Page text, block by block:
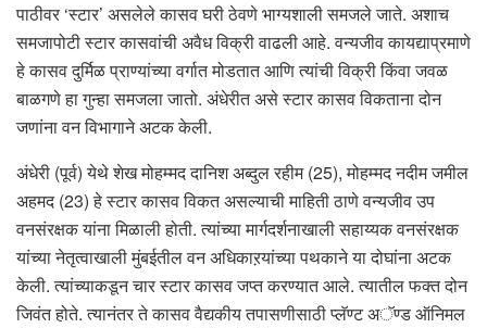
पाठीवर ‘स्टार’ असलेले कासव घरी ठेवणे भाग्यशाली समजले जाते. अशाच
समजापोटी स्टार कासवांची अवैध विक्री वाढली आहे. वन्यजीव कायद्याप्रमाणे
हे कासव दुर्मिळ प्राण्यांच्या वर्गात मोडतात आणि त्यांची विक्री किंवा जवळ
बाळगणे हा गुन्हा समजला जातो. अंधेरीत असे स्टार कासव विकताना दोन
जणांना वन विभागाने अटक केली.
अंधेरी (पूर्व) येथे शेख मोहम्मद दानिश अब्दुल रहीम (25), मोहम्मद नदीम जमील
अहमद (23) हे स्टार कासव विकत असल्याची माहिती ठाणे वन्यजीव उप
वनसंरक्षक यांना मिळाली होती. त्यांच्या मार्गदर्शनाखाली सहाय्यक वनसंरक्षक
यांच्या नेतृत्वाखाली मुंबईतील वन अधिकाऱयांच्या पथकाने या दोघांना अटक
केली. त्यांच्याकडून चार स्टार कासव जप्त करण्यात आले. त्यातील फक्त दोन
जिवंत होते. त्यानंतर ते कासव वैद्यकीय तपासणीसाठी प्लॅण्ट अॅण्ड ऑनिमल